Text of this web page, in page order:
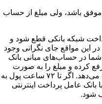
باشد، ولی مبلغ از حساب
شبکه بانکی قطع شود و
این مواقع جای نگرانی وجود
شما در حساب‏‌های میانی بانک
کرده و مبلغ را به صورت
خودکار به حساب شما برگشت می‌‏دهد. اگر تا ۷۲ ساعت پول به
بانک عامل پرداخت اینترنتی
شود.